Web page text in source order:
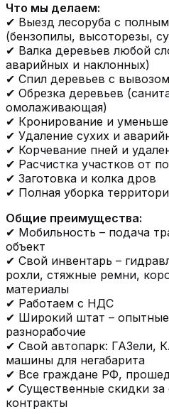
Что мы делаем:
✔ Выезд лесоруба с
(бензопилы, высоторезы,
✔ Валка деревьев любой
аварийных и наклонных)
✔ Спил деревьев с
✔ Обрезка деревьев
омолаживающая)
✔ Кронирование и
✔ Удаление сухих и
✔ Корчевание пней и
✔ Расчистка участков от
✔ Заготовка и колка дров
✔ Полная уборка
Общие преимущества:
✔ Мобильность – подача
объект
✔ Свой инвентарь –
рохли, стяжные ремни,
материалы
✔ Работаем с НДС
✔ Широкий штат – опытные
разнорабочие
✔ Свой автопарк: ГАЗели,
машины для негабарита
✔ Все граждане РФ,
✔ Существенные скидки
контракты